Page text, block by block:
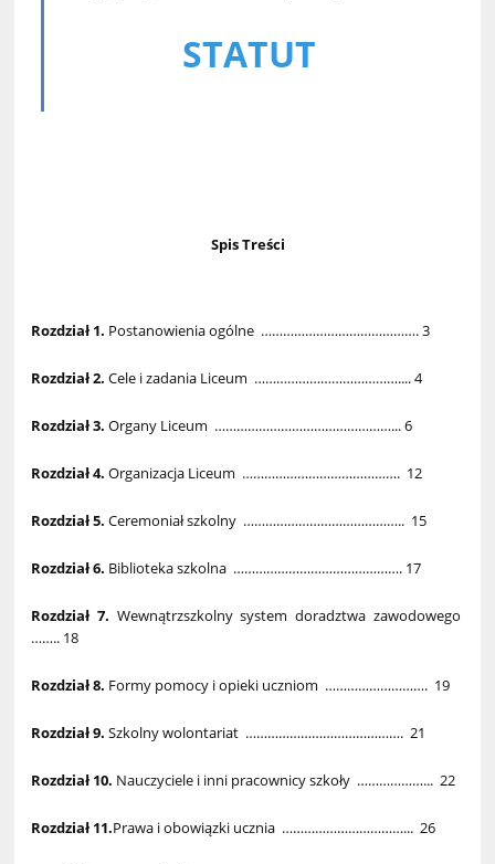
STATUT
Spis Treści
Rozdział 1. Postanowienia ogólne ……………………………………. 3
Rozdział 2.Cele i zadania Liceum ………………………………….... 4
Rozdział 3. Organy Liceum …………………………………………... 6
Rozdział 4. Organizacja Liceum ……………………………………. 12
Rozdział 5. Ceremoniał szkolny …………………………………….. 15
Rozdział 6. Biblioteka szkolna ………………………………………. 17
Rozdział 7. Wewnątrzszkolny system doradztwa zawodowego
…….. 18
Rozdział 8. Formy pomocy i opieki uczniom ………………………. 19
Rozdział 9.Szkolny wolontariat ……………………………………. 21
Rozdział 10. Nauczyciele i inni pracownicy szkoły ………………... 22
Rozdział 11.Prawa i obowiązki ucznia ……………………………... 26